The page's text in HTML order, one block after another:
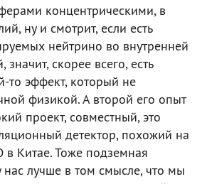
концентрическими, в
ну и смотрит, если есть
нейтрино во внутренней
скорее всего, есть
то эффект, который не
физикой. А второй его опыт
проект, совместный, это
детектор, похожий на
в Китае. Тоже подземная
нас лучше в том смысле, что мы